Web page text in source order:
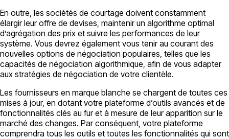
En outre, les sociétés de courtage doivent constamment
élargir leur offre de devises, maintenir un algorithme optimal
d’agrégation des prix et suivre les performances de leur
système. Vous devrez également vous tenir au courant des
nouvelles options de négociation populaires, telles que les
capacités de négociation algorithmique, afin de vous adapter
aux stratégies de négociation de votre clientèle.
Les fournisseurs en marque blanche se chargent de toutes ces
mises à jour, en dotant votre plateforme d’outils avancés et de
fonctionnalités clés au fur et à mesure de leur apparition sur le
marché des changes. Par conséquent, votre plateforme
comprendra tous les outils et toutes les fonctionnalités qui sont